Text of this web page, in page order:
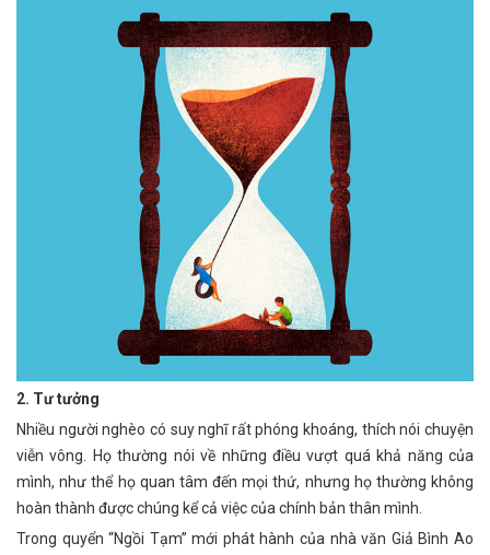
2. Tư tưởng
Nhiều người nghèo có suy nghĩ rất phóng khoáng, thích nói chuyện
viễn vông. Họ thường nói về những điều vượt quá khả năng của
mình, như thể họ quan tâm đến mọi thứ, nhưng họ thường không
hoàn thành được chúng kể cả việc của chính bản thân mình.
Trong quyển “Ngồi Tạm” mới phát hành của nhà văn Giả Bình Ao